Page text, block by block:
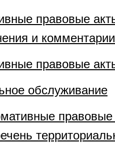
правовые
и
правовые
обслуживание
правовые